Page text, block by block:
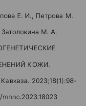
Е. И., Петрова М.
М. А.
КОЖИ.
2023;18(1):98-